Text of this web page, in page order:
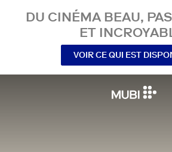
DU CINÉMA BEAU,
ET
VOIR CE QUI EST